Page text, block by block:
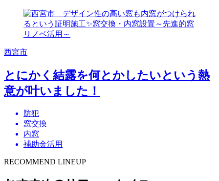
西宮市
とにかく結露を何とかしたいという熱
意が叶いました！
防犯
窓交換
内窓
補助金活用
RECOMMEND LINEUP